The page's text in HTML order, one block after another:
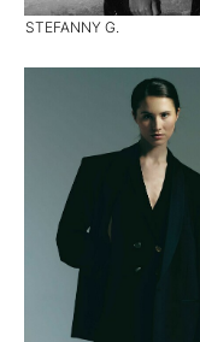
STEFANNY G.